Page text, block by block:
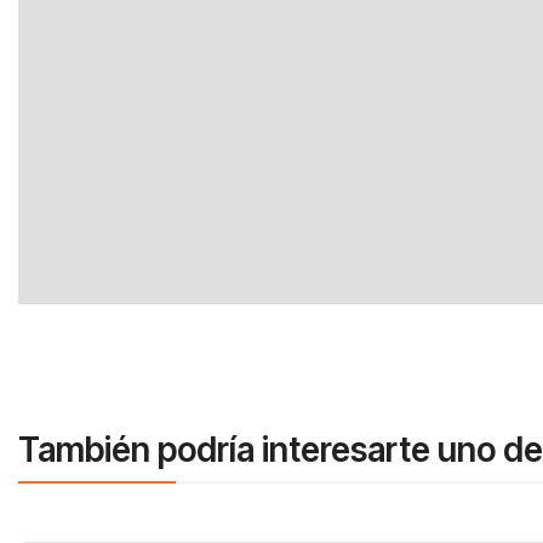
También podría interesarte uno